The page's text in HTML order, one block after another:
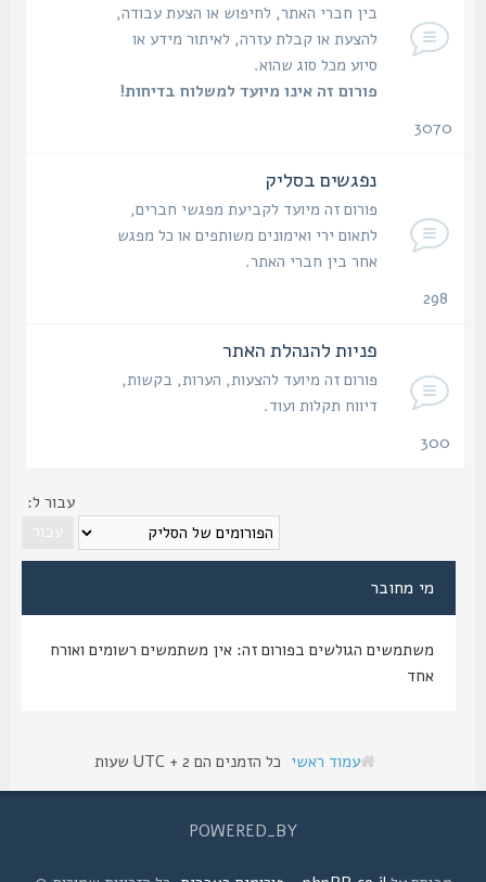
בין חברי האתר, לחיפוש או הצעת עבודה,
להצעת או קבלת עזרה, לאיתור מידע או
סיוע מכל סוג שהוא.
פורום זה אינו מיועד למשלוח בדיחות!
3070
נפגשים בסליק
פורום זה מיועד לקביעת מפגשי חברים,
לתאום ירי ואימונים משותפים או כל מפגש
אחר בין חברי האתר.
פניות להנהלת האתר
פורום זה מיועד להצעות, הערות, בקשות,
דיווח תקלות ועוד.
עבור ל:
מי מחובר
משתמשים הגולשים בפורום זה: אין משתמשים רשומים ואורח
עמוד ראשי כל הזמנים הם UTC + 2 שעות
POWERED_BY